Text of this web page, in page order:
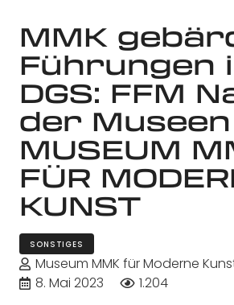
MMK
Führungen
DGS: FFM
der
MUSEUM
FÜR
KUNST
SONSTIGES
Museum MMK für Moderne
8. Mai 2023
1.204